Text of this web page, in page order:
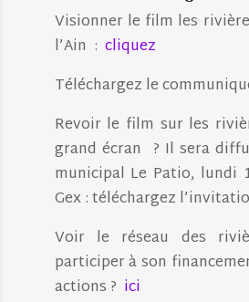
Visionner le film les
l’Ain : cliquez
Téléchargez le
Revoir le film sur les
grand écran ? Il sera
municipal Le Patio, lundi
Gex : téléchargez
Voir le réseau des
participer à son
actions ? ici